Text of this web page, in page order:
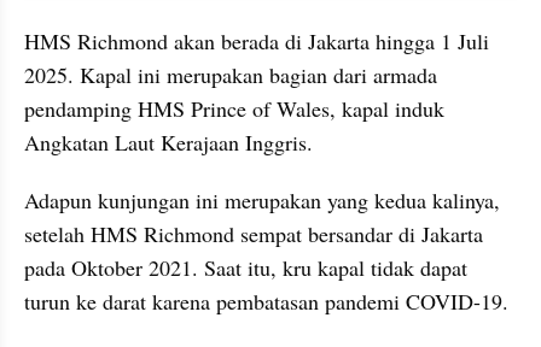
HMS Richmond akan berada di Jakarta hingga 1 Juli
2025. Kapal ini merupakan bagian dari armada
pendamping HMS Prince of Wales, kapal induk
Angkatan Laut Kerajaan Inggris.
Adapun kunjungan ini merupakan yang kedua kalinya,
setelah HMS Richmond sempat bersandar di Jakarta
pada Oktober 2021. Saat itu, kru kapal tidak dapat
turun ke darat karena pembatasan pandemi COVID-19.